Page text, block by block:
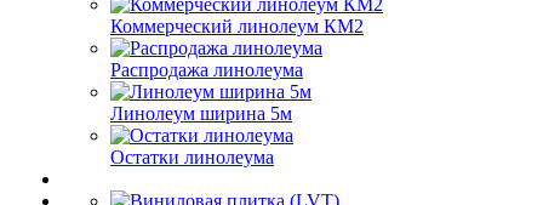
Коммерческий линолеум КМ2
Распродажа линолеума
Линолеум ширина 5м
Остатки линолеума